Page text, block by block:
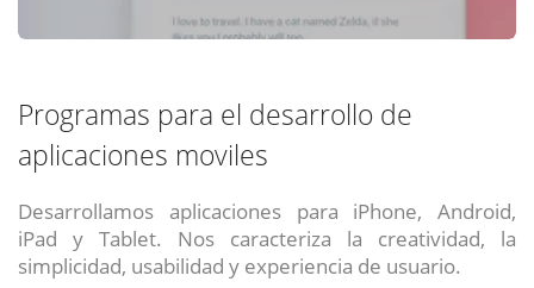
Programas para el desarrollo de
aplicaciones moviles
Desarrollamos aplicaciones para iPhone, Android,
iPad y Tablet. Nos caracteriza la creatividad, la
simplicidad, usabilidad y experiencia de usuario.